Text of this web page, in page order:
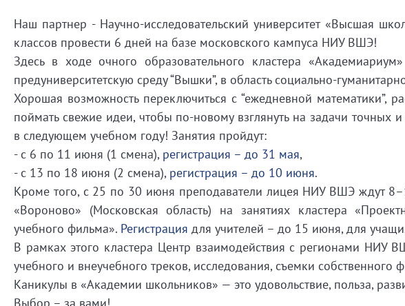
Наш партнер - Научно-исследовательский университет «Высшая
классов провести 6 дней на базе московского кампуса НИУ ВШЭ!
Здесь в ходе очного образовательного кластера
предуниверситетскую среду “Вышки”, в область социально-
Хорошая возможность переключиться с “ежедневной математики”,
поймать свежие идеи, чтобы по-новому взглянуть на задачи точных
в следующем учебном году! Занятия пройдут:
- с 6 по 11 июня (1 смена), регистрация – до 31 мая,
- с 13 по 18 июня (2 смена), регистрация – до 10 июня.
Кроме того, с 25 по 30 июня преподаватели лицея НИУ ВШЭ ждут
«Вороново» (Московская область) на занятиях кластера
учебного фильма». Регистрация для учителей – до 15 июня, для
В рамках этого кластера Центр взаимодействия с регионами НИУ
учебного и внеучебного треков, исследования, съемки собственного
Каникулы в «Академии школьников» — это удовольствие, польза,
Выбор – за вами!